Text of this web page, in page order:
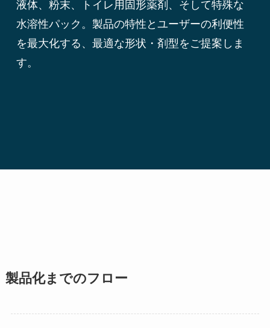
液体、粉末、トイレ用固形薬剤、そして特殊な
水溶性パック。製品の特性とユーザーの利便性
を最大化する、最適な形状・剤型をご提案しま
す。
製品化までのフロー